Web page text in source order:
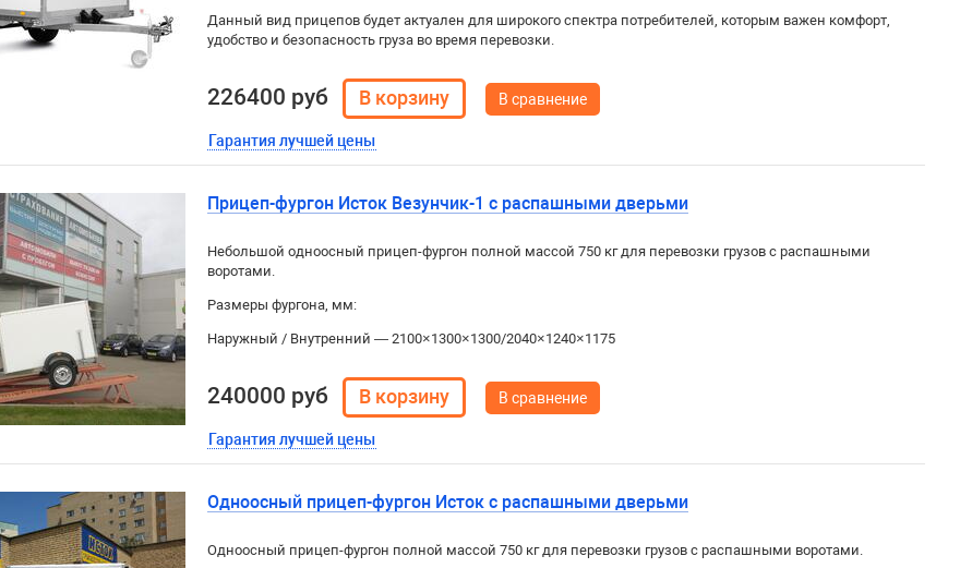
Данный вид прицепов будет актуален для широкого спектра потребителей, которым важен комфорт,
удобство и безопасность груза во время перевозки.
226400 руб
Гарантия лучшей цены
В сравнение
Прицеп-фургон Исток Везунчик-1 с распашными дверьми
Небольшой одноосный прицеп-фургон полной массой 750 кг для перевозки грузов с распашными
воротами.
Размеры фургона, мм:
Наружный / Внутренний — 2100×1300×1300/2040×1240×1175
240000 руб
Гарантия лучшей цены
В сравнение
Одноосный прицеп-фургон Исток с распашными дверьми
Одноосный прицеп-фургон полной массой 750 кг для перевозки грузов с распашными воротами.